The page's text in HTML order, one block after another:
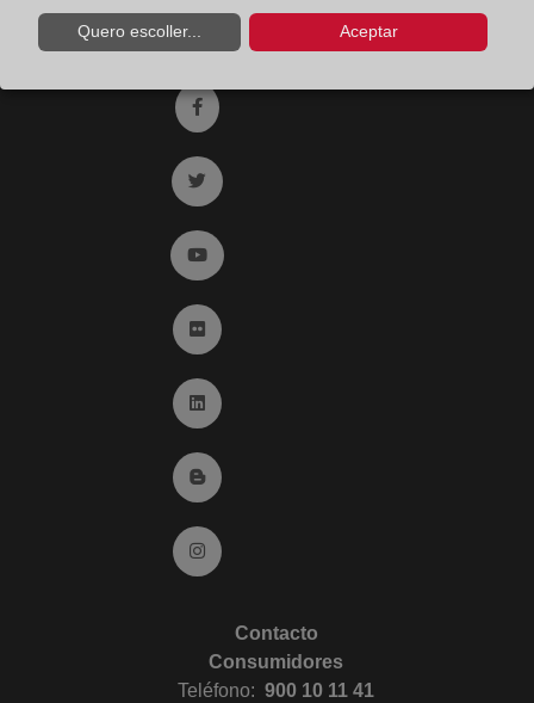
Registro de entrada del Colegio de registradores
Ir a facebook (abre en ventana nueva)
Ir a twitter (abre en ventana nueva)
Ir a YouTube (abre en ventana nueva)
Ir a Flickr (abre en ventana nueva)
Ir a Linkedin (abre en ventana nueva)
Ir al Blog (abre en ventana nueva)
Ir a Instagram (abre en ventana nueva)
Contacto
Consumidores
Teléfono: 900 10 11 41
Quero escoller... Aceptar